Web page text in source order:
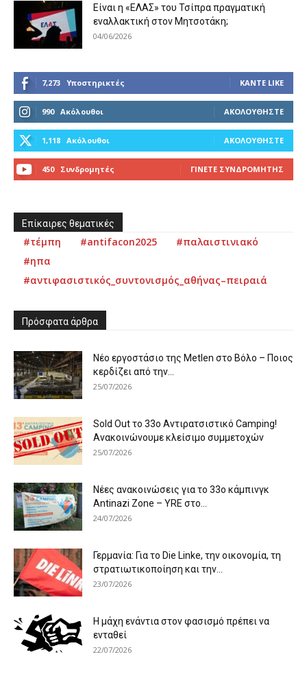
Είναι η «ΕΛΑΣ» του Τσίπρα πραγματική
εναλλακτική στον Μητσοτάκη;
04/06/2026
7,273 Υποστηρικτές ΚΆΝΤΕ LIKE
990 Ακόλουθοι ΑΚΟΛΟΥΘΉΣΤΕ
1,118 Ακόλουθοι ΑΚΟΛΟΥΘΉΣΤΕ
450 Συνδρομητές ΓΊΝΕΤΕ ΣΥΝΔΡΟΜΗΤΉΣ
Επίκαιρες θεματικές
#τέμπη #antifacon2025
#παλαιστινιακό
#ηπα
#αντιφασιστικός_συντονισμός_αθήνας–πειραιά
Πρόσφατα άρθρα
Νέο εργοστάσιο της Metlen στο Βόλο – Ποιος
κερδίζει από την...
25/07/2026
Sold Out το 33ο Αντιρατσιστικό Camping!
Ανακοινώνουμε κλείσιμο συμμετοχών
25/07/2026
Νέες ανακοινώσεις για το 33ο κάμπινγκ
Antinazi Zone – YRE στο...
24/07/2026
Γερμανία: Για το Die Linke, την οικονομία, τη
στρατιωτικοποίηση και την...
23/07/2026
Η μάχη ενάντια στον φασισμό πρέπει να
ενταθεί
22/07/2026